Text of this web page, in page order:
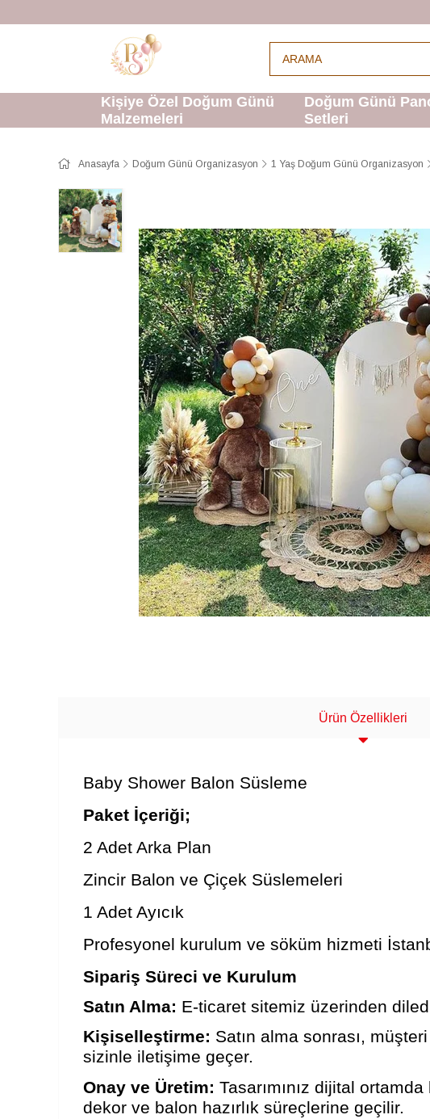
Kişiye Özel Doğum Günü
Malzemeleri
Doğum Günü
Setleri
Anasayfa Doğum Günü Organizasyon 1 Yaş Doğum Günü Organizasyon
Ürün Özellikleri
Baby Shower Balon Süsleme
Paket İçeriği;
2 Adet Arka Plan
Zincir Balon ve Çiçek Süslemeleri
1 Adet Ayıcık
Profesyonel kurulum ve söküm hizmeti
Sipariş Süreci ve Kurulum
Satın Alma: E-ticaret sitemiz üzerinden
Kişiselleştirme: Satın alma sonrası,
sizinle iletişime geçer.
Onay ve Üretim: Tasarımınız dijital ortamda
dekor ve balon hazırlık süreçlerine geçilir.